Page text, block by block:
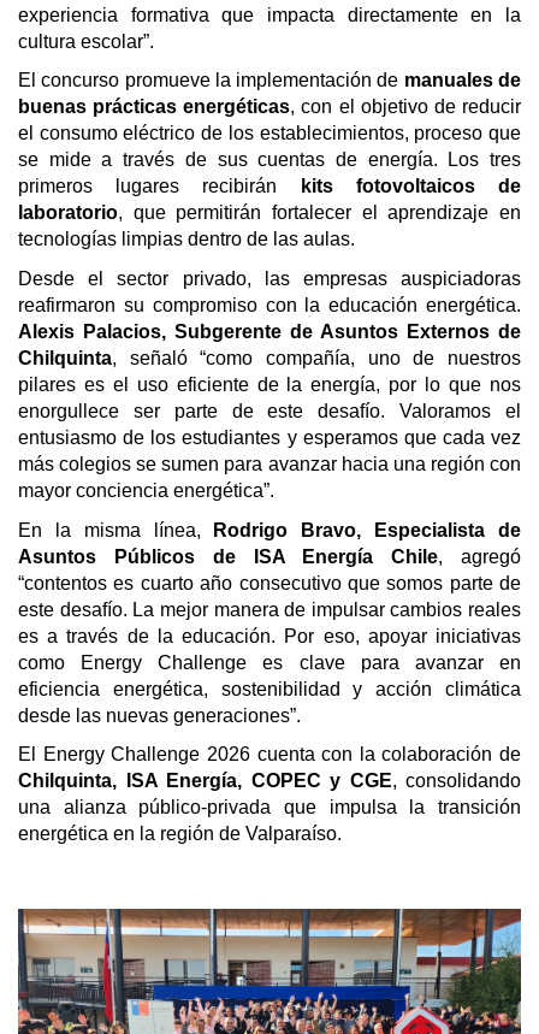
experiencia formativa que impacta directamente en la
cultura escolar”.
El concurso promueve la implementación de manuales de
buenas prácticas energéticas, con el objetivo de reducir
el consumo eléctrico de los establecimientos, proceso que
se mide a través de sus cuentas de energía. Los tres
primeros lugares recibirán
kits fotovoltaicos de
laboratorio, que permitirán fortalecer el aprendizaje en
tecnologías limpias dentro de las aulas.
Desde el sector privado, las empresas auspiciadoras
reafirmaron su compromiso con la educación energética.
Alexis Palacios, Subgerente de Asuntos Externos de
Chilquinta, señaló “como compañía, uno de nuestros
pilares es el uso eficiente de la energía, por lo que nos
enorgullece ser parte de este desafío. Valoramos el
entusiasmo de los estudiantes y esperamos que cada vez
más colegios se sumen para avanzar hacia una región con
mayor conciencia energética”.
En la misma línea,
Rodrigo Bravo, Especialista de
Asuntos Públicos de ISA Energía Chile, agregó
“contentos es cuarto año consecutivo que somos parte de
este desafío. La mejor manera de impulsar cambios reales
es a través de la educación. Por eso, apoyar iniciativas
como Energy Challenge es clave para avanzar en
eficiencia energética, sostenibilidad y acción climática
desde las nuevas generaciones”.
El Energy Challenge 2026 cuenta con la colaboración de
Chilquinta, ISA Energía, COPEC y CGE, consolidando
una alianza público-privada que impulsa la transición
energética en la región de Valparaíso.